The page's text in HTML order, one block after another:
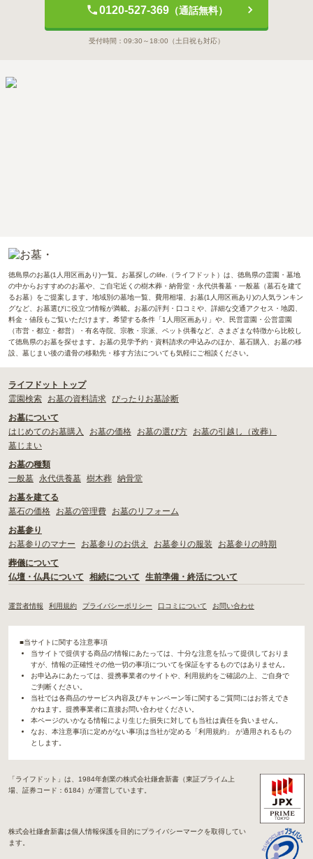
0120-527-369（通話無料）
受付時間： 09:30～18:00 （土日祝も対応）
徳島県のお墓(1人用区画あり)一覧。お墓探しのlife.（ライフドット）は、徳島県の霊園・墓地
の中からおすすめのお墓や、ご自宅近くの樹木葬・納骨堂・永代供養墓・一般墓（墓石を建て
るお墓）をご提案します。地域別の墓地一覧、費用相場、お墓(1人用区画あり)の人気ランキン
グなど、お墓選びに役立つ情報が満載。お墓の評判・口コミや、詳細な交通アクセス・地図、
料金・値段もご覧いただけます。希望する条件「1人用区画あり」や、民営霊園・公営霊園
（市営・都立・都営）・有名寺院、宗教・宗派、ペット供養など、さまざまな特徴から比較し
て徳島県のお墓を探せます。お墓の見学予約・資料請求の申込みのほか、墓石購入、お墓の移
設、墓じまい後の遺骨の移動先・移す方法についても気軽にご相談ください。
ライフドット トップ
霊園検索
お墓の資料請求 ぴったりお墓診断
お墓について
はじめてのお墓購入
お墓の価格 お墓の選び方
お墓の引越し（改葬）
墓じまい
お墓の種類
一般墓
永代供養墓 樹木葬 納骨堂
お墓を建てる
墓石の価格
お墓の管理費
お墓のリフォーム
お墓参り
お墓参りのマナー
お墓参りのお供え お墓参りの服装
お墓参りの時期
葬儀について
仏壇・仏具について
相続について 生前準備・終活について
運営者情報 利用規約 プライバシーポリシー 口コミについて お問い合わせ
■当サイトに関する注意事項
当サイトで提供する商品の情報にあたっては、十分な注意を払って提供しておりま
すが、情報の正確性その他一切の事項についてを保証をするものではありません。
お申込みにあたっては、提携事業者のサイトや、利用規約をご確認の上、ご自身で
ご判断ください。
当社では各商品のサービス内容及びキャンペーン等に関するご質問にはお答えでき
かねます。提携事業者に直接お問い合わせください。
本ページのいかなる情報により生じた損失に対しても当社は責任を負いません。
なお、本注意事項に定めがない事項は当社が定める「利用規約」 が適用されるもの
とします。
「ライフドット」は、1984年創業の株式会社鎌倉新書（東証プライム上
場、証券コード：6184）が運営しています。
株式会社鎌倉新書は個人情報保護を目的にプライバシーマークを取得してい
ます。